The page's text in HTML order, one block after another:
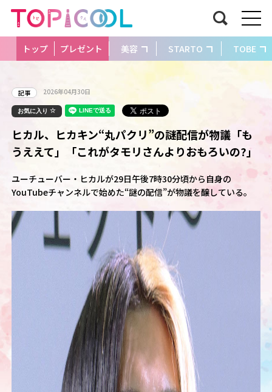
トップ プレゼント 美容 STARTO TOBE
記事 2026年04月30日
お気に入り
ヒカル、ヒカキン“丸パクリ”の謎配信が物議「も
うええて」「これがタモリさんよりおもろいの?」
ユーチューバー・ヒカルが29日午後7時30分頃から自身の
YouTubeチャンネルで始めた“謎の配信”が物議を醸している。